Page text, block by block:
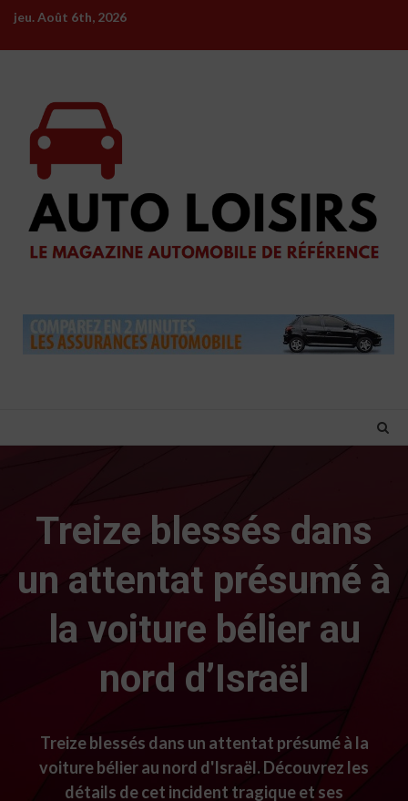
Skip
content
jeu. Août 6th, 2026
Treize blessés dans
un attentat présumé à
la voiture bélier au
nord d’Israël
Treize blessés dans un attentat présumé à la
voiture bélier au nord d'Israël. Découvrez les
détails de cet incident tragique et ses